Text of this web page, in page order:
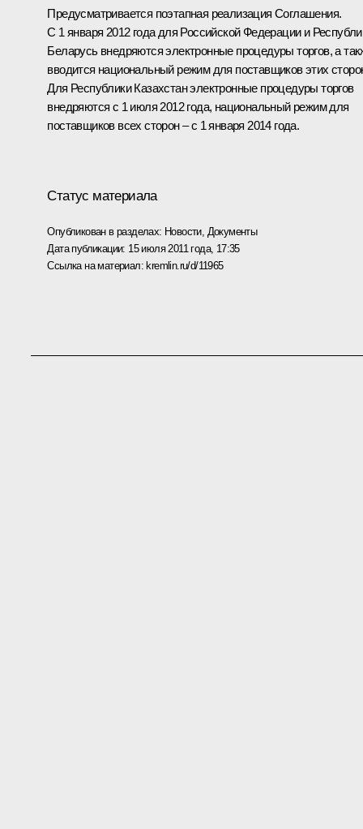
Предусматривается поэтапная реализация Соглашения.
С 1 января 2012 года для Российской Федерации и
Беларусь внедряются электронные процедуры торгов, а
вводится национальный режим для поставщиков этих
Для Республики Казахстан электронные процедуры торгов
внедряются с 1 июля 2012 года, национальный режим для
поставщиков всех сторон – с 1 января 2014 года.
Статус материала
Опубликован в разделах: Новости, Документы
Дата публикации: 15 июля 2011 года, 17:35
Ссылка на материал: kremlin.ru/d/11965